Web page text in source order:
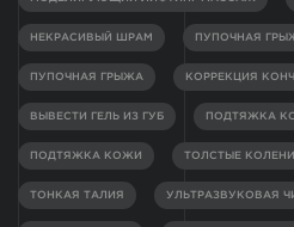
НЕКРАСИВЫЙ ШРАМ ПУПОЧНАЯ
ПУПОЧНАЯ ГРЫЖА КОРРЕКЦИЯ
ВЫВЕСТИ ГЕЛЬ ИЗ ГУБ ПОДТЯЖКА
ПОДТЯЖКА КОЖИ ТОЛСТЫЕ КОЛЕНИ
ТОНКАЯ ТАЛИЯ УЛЬТРАЗВУКОВАЯ